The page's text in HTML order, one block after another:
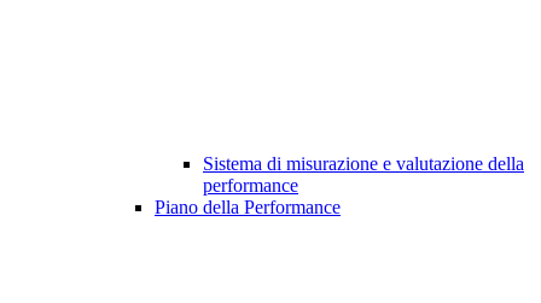
Sistema di misurazione e valutazione della
performance
Piano della Performance